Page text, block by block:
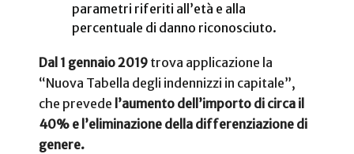
parametri riferiti all’età e alla
percentuale di danno riconosciuto.
Dal 1 gennaio 2019 trova applicazione la
“Nuova Tabella degli indennizzi in capitale”,
che prevede l’aumento dell’importo di circa il
40% e l’eliminazione della differenziazione di
genere.